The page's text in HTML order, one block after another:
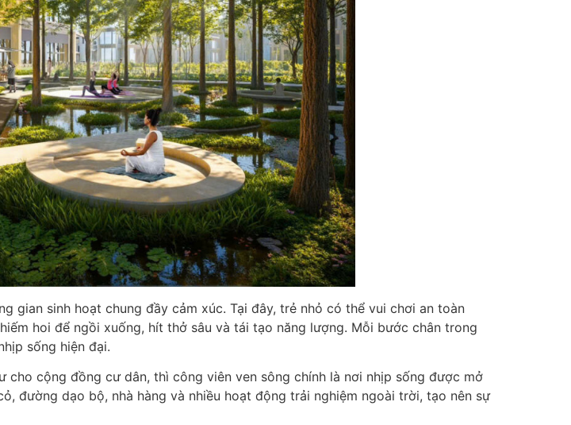
gian sinh hoạt chung đầy cảm xúc. Tại đây, trẻ nhỏ có thể vui chơi an toàn
hoi để ngồi xuống, hít thở sâu và tái tạo năng lượng. Mỗi bước chân trong
sống hiện đại.
cộng đồng cư dân, thì công viên ven sông chính là nơi nhịp sống được mở
đường dạo bộ, nhà hàng và nhiều hoạt động trải nghiệm ngoài trời, tạo nên sự